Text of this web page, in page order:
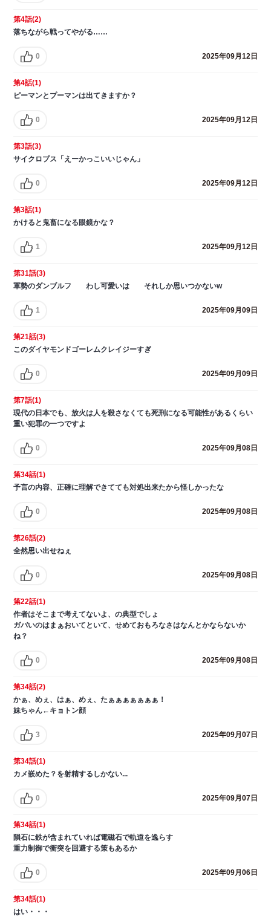
第4話(2)
落ちながら戦ってやがる……
0 2025年09月12日
第4話(1)
ピーマンとプーマンは出てきますか？
0 2025年09月12日
第3話(3)
サイクロプス「えーかっこいいじゃん」
0 2025年09月12日
第3話(1)
かけると鬼畜になる眼鏡かな？
1 2025年09月12日
第31話(3)
軍勢のダンブルフ わし可愛いは それしか思いつかないw
1 2025年09月09日
第21話(3)
このダイヤモンドゴーレムクレイジーすぎ
0 2025年09月09日
第7話(1)
現代の日本でも、放火は人を殺さなくても死刑になる可能性があるくらい
重い犯罪の一つですよ
0 2025年09月08日
第34話(1)
予言の内容、正確に理解できてても対処出来たから怪しかったな
0 2025年09月08日
第26話(2)
全然思い出せねぇ
0 2025年09月08日
第22話(1)
作者はそこまで考えてないよ、の典型でしょ
ガバいのはまぁおいてといて、せめておもろなさはなんとかならないか
ね？
0 2025年09月08日
第34話(2)
かぁ、めぇ、はぁ、めぇ、たぁぁぁぁぁぁぁ！
妹ちゃん←キョトン顔
3 2025年09月07日
第34話(1)
カメ嵌めた？を射精するしかない...
0 2025年09月07日
第34話(1)
隕石に鉄が含まれていれば電磁石で軌道を逸らす
重力制御で衝突を回避する策もあるか
0 2025年09月06日
第34話(1)
はい・・・